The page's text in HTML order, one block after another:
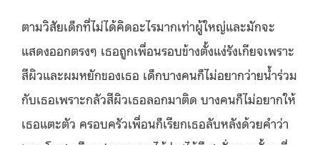
ตามวิสัยเด็กที่ไม่ได้คิดอะไรมากเท่าผู้ใหญ่และมักจะ
แสดงออกตรงๆ เธอถูกเพื่อนรอบข้างตั้งแง่รังเกียจเพราะ
สีผิวและผมหยักของเธอ เด็กบางคนก็ไม่อยากว่ายน้ำร่วม
กับเธอเพราะกลัวสีผิวเธอลอกมาติด บางคนก็ไม่อยากให้
เธอแตะตัว ครอบครัวเพื่อนก็เรียกเธอลับหลังด้วยคำว่า